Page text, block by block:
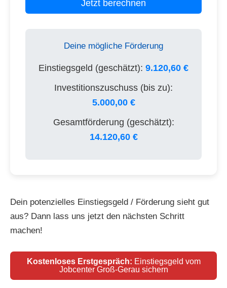
Jetzt berechnen
Deine mögliche Förderung
Einstiegsgeld (geschätzt): 9.120,60 €
Investitionszuschuss (bis zu):
5.000,00 €
Gesamtförderung (geschätzt):
14.120,60 €
Dein potenzielles Einstiegsgeld / Förderung sieht gut
aus? Dann lass uns jetzt den nächsten Schritt
machen!
Kostenloses Erstgespräch: Einstiegsgeld vom
Jobcenter Groß-Gerau sichern